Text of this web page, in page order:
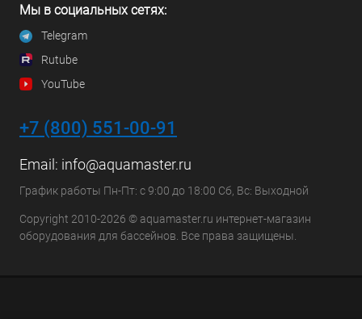
Мы в социальных сетях:
Telegram
Rutube
YouTube
+7 (800) 551-00-91
Email: info@aquamaster.ru
График работы Пн-Пт: с 9:00 до 18:00 Сб, Вс: Выходной
Copyright 2010-2026 © aquamaster.ru интернет-магазин
оборудования для бассейнов. Все права защищены.